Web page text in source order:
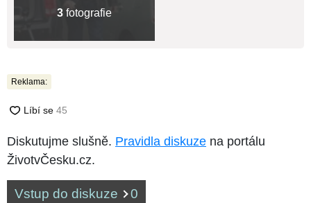
3 fotografie
Reklama:
Diskutujme slušně. Pravidla diskuze na portálu
ŽivotvČesku.cz.
Vstup do diskuze 0